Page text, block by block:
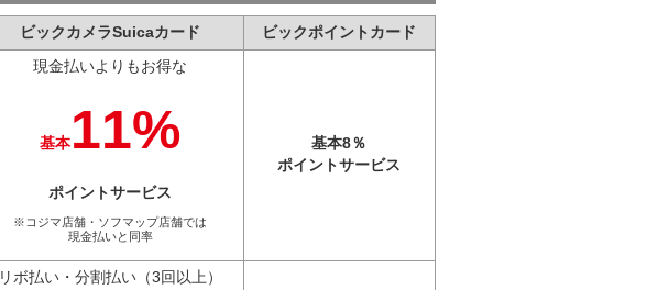
ビックカメラSuicaカード ビックポイントカード
現金払いよりも お得な
基本11%
ポイントサービス
※コジマ店舗・ ソフマップ店舗では
現金払いと同率
基本8％
ポイントサービス
リボ払い・分割払い （3回以上）